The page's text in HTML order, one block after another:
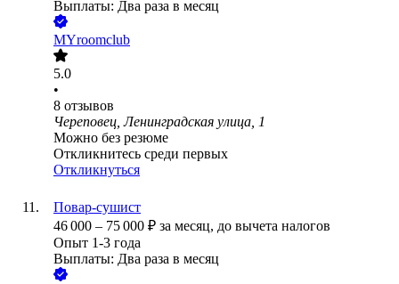
Выплаты: Два раза в месяц
MYroomclub
5.0
•
8 отзывов
Череповец, Ленинградская улица, 1
Можно без резюме
Откликнитесь среди первых
Откликнуться
Повар-сушист
46 000 – 75 000 ₽ за месяц, до вычета налогов
Опыт 1-3 года
Выплаты: Два раза в месяц